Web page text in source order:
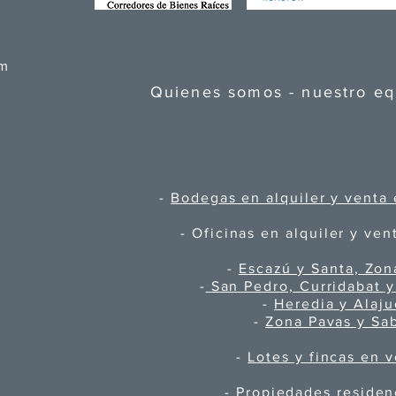
Quienes somos - nuestro
- Bodegas en alquiler y venta
- Oficinas en alquiler y
- Escazú y Santa,
- San Pedro, Curridabat
- Heredia y
-Zona Pavas y
- Lotes y fincas en
- Propiedades